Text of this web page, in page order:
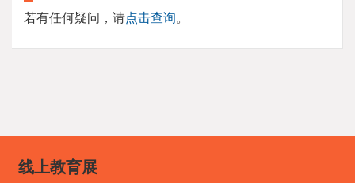
若有任何疑问，请点击查询。
线上教育展